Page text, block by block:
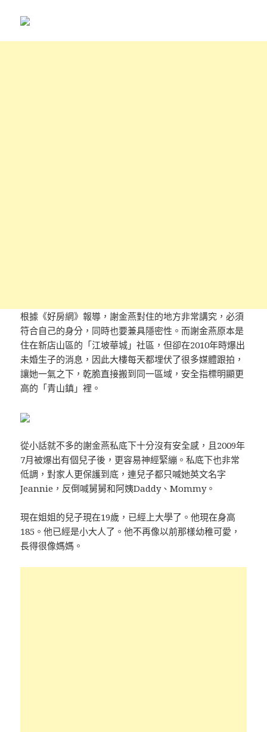
根據《好房網》報導，謝金燕對住的地方非常講究，必須
符合自己的身分，同時也要兼具隱密性。而謝金燕原本是
住在新店山區的「江坡華城」社區，但卻在2010年時爆出
未婚生子的消息，因此大樓每天都埋伏了很多媒體跟拍，
讓她一氣之下，乾脆直接搬到同一區域，安全指標明顯更
高的「青山鎮」裡。
從小話就不多的謝金燕私底下十分沒有安全感，且2009年
7月被爆出有個兒子後，更容易神經緊繃。私底下也非常
低調，對家人更保護到底，連兒子都只喊她英文名字
Jeannie，反倒喊舅舅和阿姨Daddy、Mommy。
現在姐姐的兒子現在19歲，已經上大學了。他現在身高
185。他已經是小大人了。他不再像以前那樣幼稚可愛，
長得很像媽媽。